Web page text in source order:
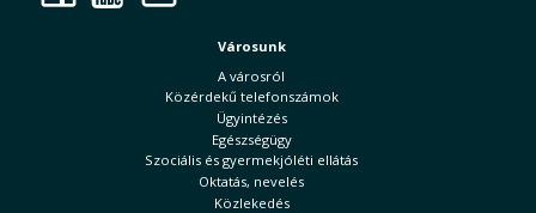
Városunk
A városról
Közérdekű telefonszámok
Ügyintézés
Egészségügy
Szociális és gyermekjóléti ellátás
Oktatás, nevelés
Közlekedés